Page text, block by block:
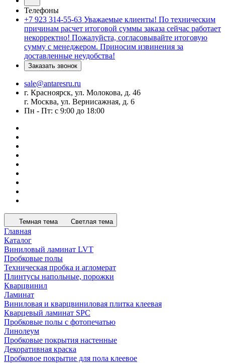
Телефоны
+7 923 314-55-63 Уважаемые клиенты! По техническим
причинам расчет итоговой суммы заказа сейчас работает
некорректно! Пожалуйста, согласовывайте итоговую
сумму с менеджером. Приносим извинения за
доставленные неудобства!
Заказать звонок
sale@antaresru.ru
г. Красноярск, ул. Молокова, д. 46
г. Москва, ул. Вернисажная, д. 6
Пн - Пт: с 9:00 до 18:00
Темная тема Светлая тема
Главная
Каталог
Виниловый ламинат LVT
Пробковые полы
Техническая пробка и агломерат
Плинтусы напольные, порожки
Кварцвинил
Ламинат
Виниловая и кварцвиниловая плитка клеевая
Кварцевый ламинат SPC
Пробковые полы с фотопечатью
Линолеум
Пробковые покрытия настенные
Декоративная краска
Пробковое покрытие для пола клеевое